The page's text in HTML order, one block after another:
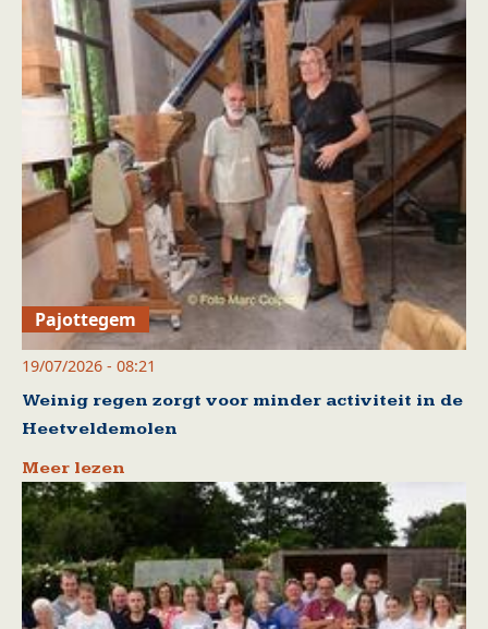
Pajottegem
19/07/2026 - 08:21
Weinig regen zorgt voor minder activiteit in de
Heetveldemolen
Meer lezen